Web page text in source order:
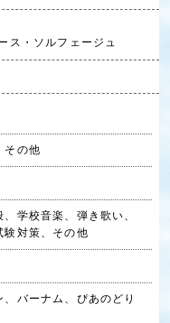
ス・ソルフェージュ
その他
学校音楽、弾き歌い、
験対策、その他
バーナム、ぴあのどり